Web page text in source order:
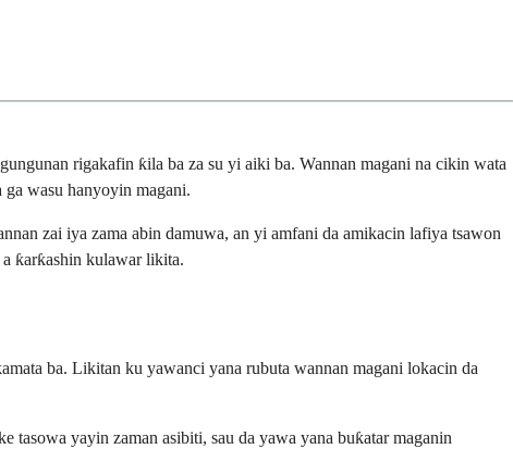
rigakafin ƙila ba za su yi aiki ba. Wannan magani na cikin wata
wasu hanyoyin magani.
zai iya zama abin damuwa, an yi amfani da amikacin lafiya tsawon
ƙarƙashin kulawar likita.
ba. Likitan ku yawanci yana rubuta wannan magani lokacin da
tasowa yayin zaman asibiti, sau da yawa yana buƙatar maganin